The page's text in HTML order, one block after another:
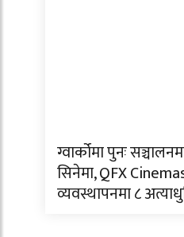
ग्वार्कोमा पुनः
सिनेमा, QFX
व्यवस्थापनमा ८